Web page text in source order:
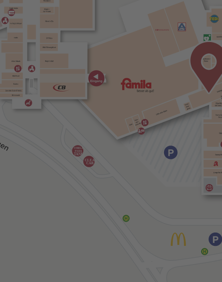
STRELA-
PARK
TANK
CLEAN
CAR